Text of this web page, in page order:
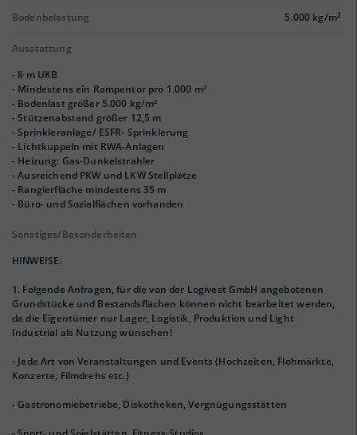
Bodenbelastung 5.000 kg/m2
Ausstattung
- 8 m UKB
- Mindestens ein Rampentor pro 1.000 m²
- Bodenlast größer 5.000 kg/m²
- Stützenabstand größer 12,5 m
- Sprinkleranlage/ ESFR- Sprinklerung
- Lichtkuppeln mit RWA-Anlagen
- Heizung: Gas-Dunkelstrahler
- Ausreichend PKW und LKW Stellplätze
- Rangierfläche mindestens 35 m
- Büro- und Sozialflächen vorhanden
Sonstiges/Besonderheiten
HINWEISE:
1. Folgende Anfragen, für die von der Logivest GmbH angebotenen
Grundstücke und Bestandsflächen können nicht bearbeitet werden,
da die Eigentümer nur Lager, Logistik, Produktion und Light
Industrial als Nutzung wünschen!
- Jede Art von Veranstaltungen und Events (Hochzeiten, Flohmärkte,
Konzerte, Filmdrehs etc.)
- Gastronomiebetriebe, Diskotheken, Vergnügungsstätten